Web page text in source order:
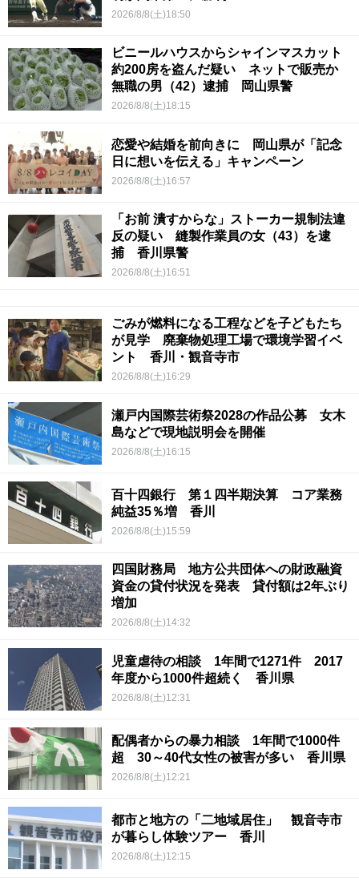
2026/8/8(土)18:50
ビニールハウスからシャインマスカット
約200房を盗んだ疑い ネットで販売か
無職の男（42）逮捕 岡山県警
2026/8/8(土)18:15
恋愛や結婚を前向きに 岡山県が「記念
日に想いを伝える」キャンペーン
2026/8/8(土)16:57
「お前 潰すからな」ストーカー規制法違
反の疑い 縫製作業員の女（43）を逮
捕 香川県警
2026/8/8(土)16:51
ごみが燃料になる工程などを子どもたち
が見学 廃棄物処理工場で環境学習イベ
ント 香川・観音寺市
2026/8/8(土)16:29
瀬戸内国際芸術祭2028の作品公募 女木
島などで現地説明会を開催
2026/8/8(土)16:15
百十四銀行 第１四半期決算 コア業務
純益35％増 香川
2026/8/8(土)15:59
四国財務局 地方公共団体への財政融資
資金の貸付状況を発表 貸付額は2年ぶり
増加
2026/8/8(土)14:32
児童虐待の相談 1年間で1271件 2017
年度から1000件超続く 香川県
2026/8/8(土)12:31
配偶者からの暴力相談 1年間で1000件
超 30～40代女性の被害が多い 香川県
2026/8/8(土)12:21
都市と地方の「二地域居住」 観音寺市
が暮らし体験ツアー 香川
2026/8/8(土)12:15